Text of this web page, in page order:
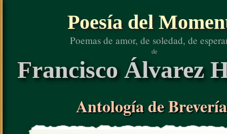
Poesía del
Poemas de amor, de soledad, de
de
Francisco Álvarez
Antología de